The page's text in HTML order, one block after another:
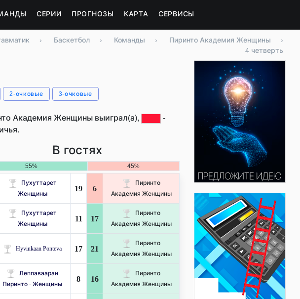
СЕРИИ ПРОГНОЗЫ КАРТА СЕРВИСЫ
› Баскетбол › Команды › Пиринто Академия Женщины
›
4 четверть
2-очковые 3-очковые
Академия Женщины выиграл(а),
-
В гостях
55% 45%
Пухуттарет
Женщины
19 6
Пиринто
Академия Женщины
Пухуттарет
Женщины
11 17
Пиринто
Академия Женщины
Hyvinkaan Ponteva 17 21
Пиринто
Академия Женщины
Леппавааран
Пиринто - Женщины
8 16
Пиринто
Академия Женщины